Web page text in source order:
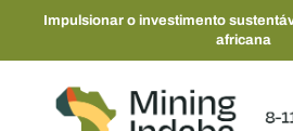
Impulsionar o investimento
africana